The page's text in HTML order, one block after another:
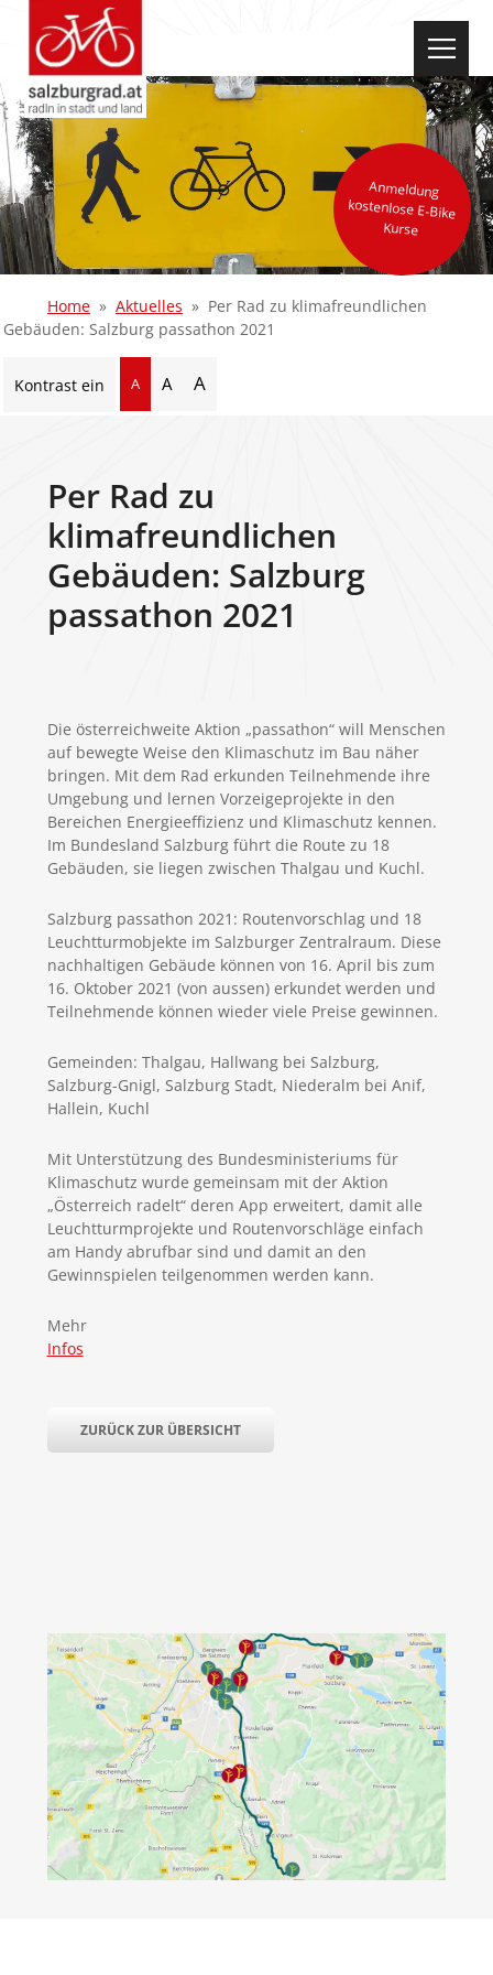
Anmeldung
kostenlose E-Bike
Kurse
Home Aktuelles
Per Rad zu klimafreundlichen
Gebäuden: Salzburg passathon 2021
Kontrast ein A A A
Per Rad zu
klimafreundlichen
Gebäuden: Salzburg
passathon 2021
Die österreichweite Aktion „passathon“ will Menschen
auf bewegte Weise den Klimaschutz im Bau näher
bringen. Mit dem Rad erkunden Teilnehmende ihre
Umgebung und lernen Vorzeigeprojekte in den
Bereichen Energieeffizienz und Klimaschutz kennen.
Im Bundesland Salzburg führt die Route zu 18
Gebäuden, sie liegen zwischen Thalgau und Kuchl.
Salzburg passathon 2021: Routenvorschlag und 18
Leuchtturmobjekte im Salzburger Zentralraum. Diese
nachhaltigen Gebäude können von 16. April bis zum
16. Oktober 2021 (von aussen) erkundet werden und
Teilnehmende können wieder viele Preise gewinnen.
Gemeinden: Thalgau, Hallwang bei Salzburg,
Salzburg-Gnigl, Salzburg Stadt, Niederalm bei Anif,
Hallein, Kuchl
Mit Unterstützung des Bundesministeriums für
Klimaschutz wurde gemeinsam mit der Aktion
„Österreich radelt“ deren App erweitert, damit alle
Leuchtturmprojekte und Routenvorschläge einfach
am Handy abrufbar sind und damit an den
Gewinnspielen teilgenommen werden kann.
Mehr
Infos
ZURÜCK ZUR ÜBERSICHT